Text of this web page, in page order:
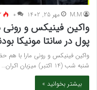
M.M مهر 25, 1402 ۰
واکین فینیکس و رونی
پول در سانتا مونیکا
واکین فینیکس و رونی مارا با هم
شنبه شب (14 اکتبر) میزبان اکران…
بیشتر بخوانید »